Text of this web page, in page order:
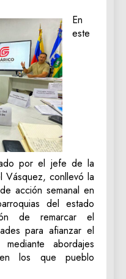
En
este
por el jefe de la
Vásquez, conllevó la
acción semanal en
del estado
de remarcar el
para afianzar el
abordajes
los que pueblo